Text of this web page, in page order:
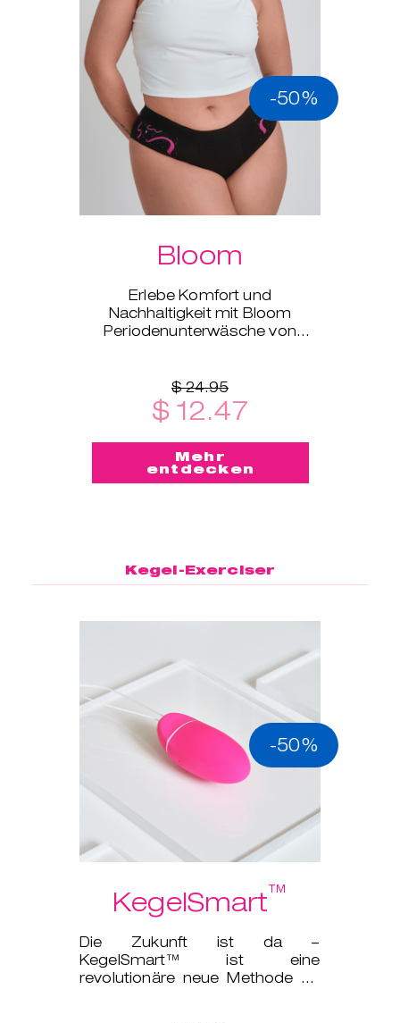
-50%
Bloom
Erlebe Komfort und
Nachhaltigkeit mit Bloom
Periodenunterwäsche von
$ 24.95
$ 12.47
Mehr
entdecken
Kegel-Exerciser
-50%
KegelSmart™
Die Zukunft ist da –
KegelSmart™ ist eine
revolutionäre neue Methode für